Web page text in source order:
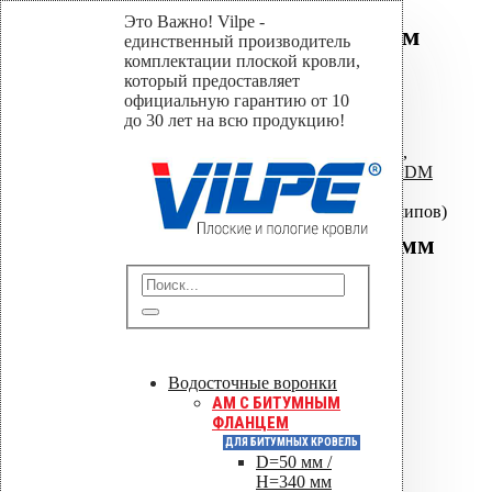
Это Важно! Vilpe -
единственный производитель
комплектации плоской кровли,
который предоставляет
официальную гарантию от 10
до 30 лет на всю продукцию!
Водосточные воронки
AM C БИТУМНЫМ
ФЛАНЦЕМ
ДЛЯ БИТУМНЫХ КРОВЕЛЬ
D=50 мм /
H=340 мм
Крепление Croco B 20 мм
(без шипов)
Home
Магазин
Крепеж для мембранной кровли,
Крепеж Croco для ПВХ ТПО EPDM
мембран, Croco B (без шипов)
Крепление Croco B 20 мм (без шипов)
Крепление Croco B 20 мм
(без шипов)
Сохранить PDF
Оставить заявку